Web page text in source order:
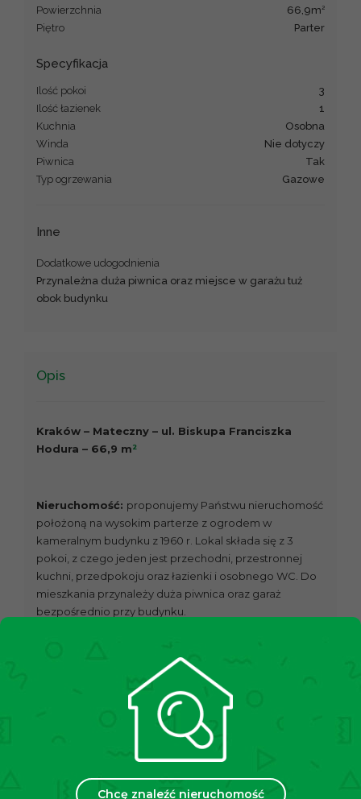
Chcę znaleźć nieruchomość
Powierzchnia
66,9m 2
Piętro parter
Specyfikacja
Ilość pokoi
3
Ilość łazienek
1
Kuchnia
osobna
Winda
nie dotyczy
Piwnica
Tak
Typ ogrzewania
gazowe
Inne
Dodatkowe udogodnienia
Przynależna duża piwnica oraz miejsce w garażu tuż
obok budynku
Opis
Kraków – Mateczny – ul. Biskupa Franciszka
Hodura – 66,9 m²
Nieruchomość: proponujemy Państwu nieruchomość o
położoną na wysokim parterze z ogrodem w
kameralnym budynku z 1960 r. Lokal składa się z 3
pokoi, z czego jeden jest przechodni, przestronnej
kuchni, przedpokoju oraz łazienki i osobnego WC. Do
mieszkania przynależy duża piwnica oraz garaż
bezpośrednio przy budynku.
płytki, w pokojach panele. Ogrzewanie gazowe
piecem dwufunkcyjnym. W łazience piecyk gazowy
ogrzewający wodę. Możliwość posiadania własnych
mebli oraz wyposażenia. Właściciel posiada
dodatkowe łóżka do wstawienia w razie potrzeby.
nieruchomość położona w 2-
Teren ogrodzone, posiadający zamykaną bramę